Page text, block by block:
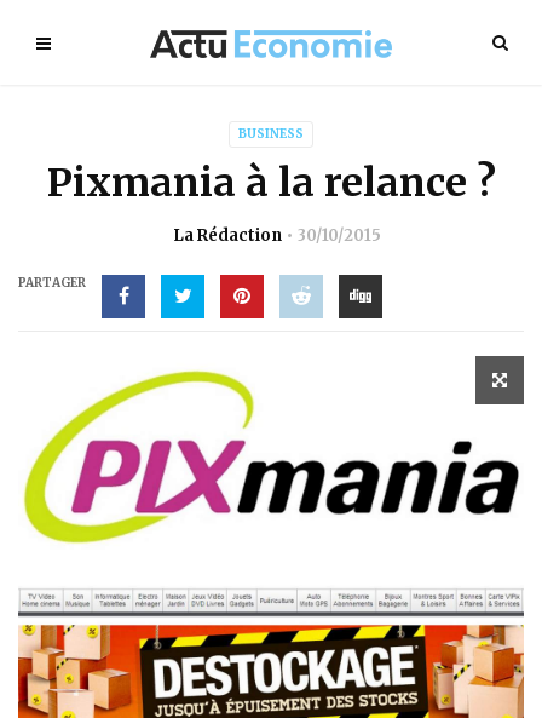
BUSINESS
Pixmania à la relance ?
La Rédaction 30/10/2015
PARTAGER